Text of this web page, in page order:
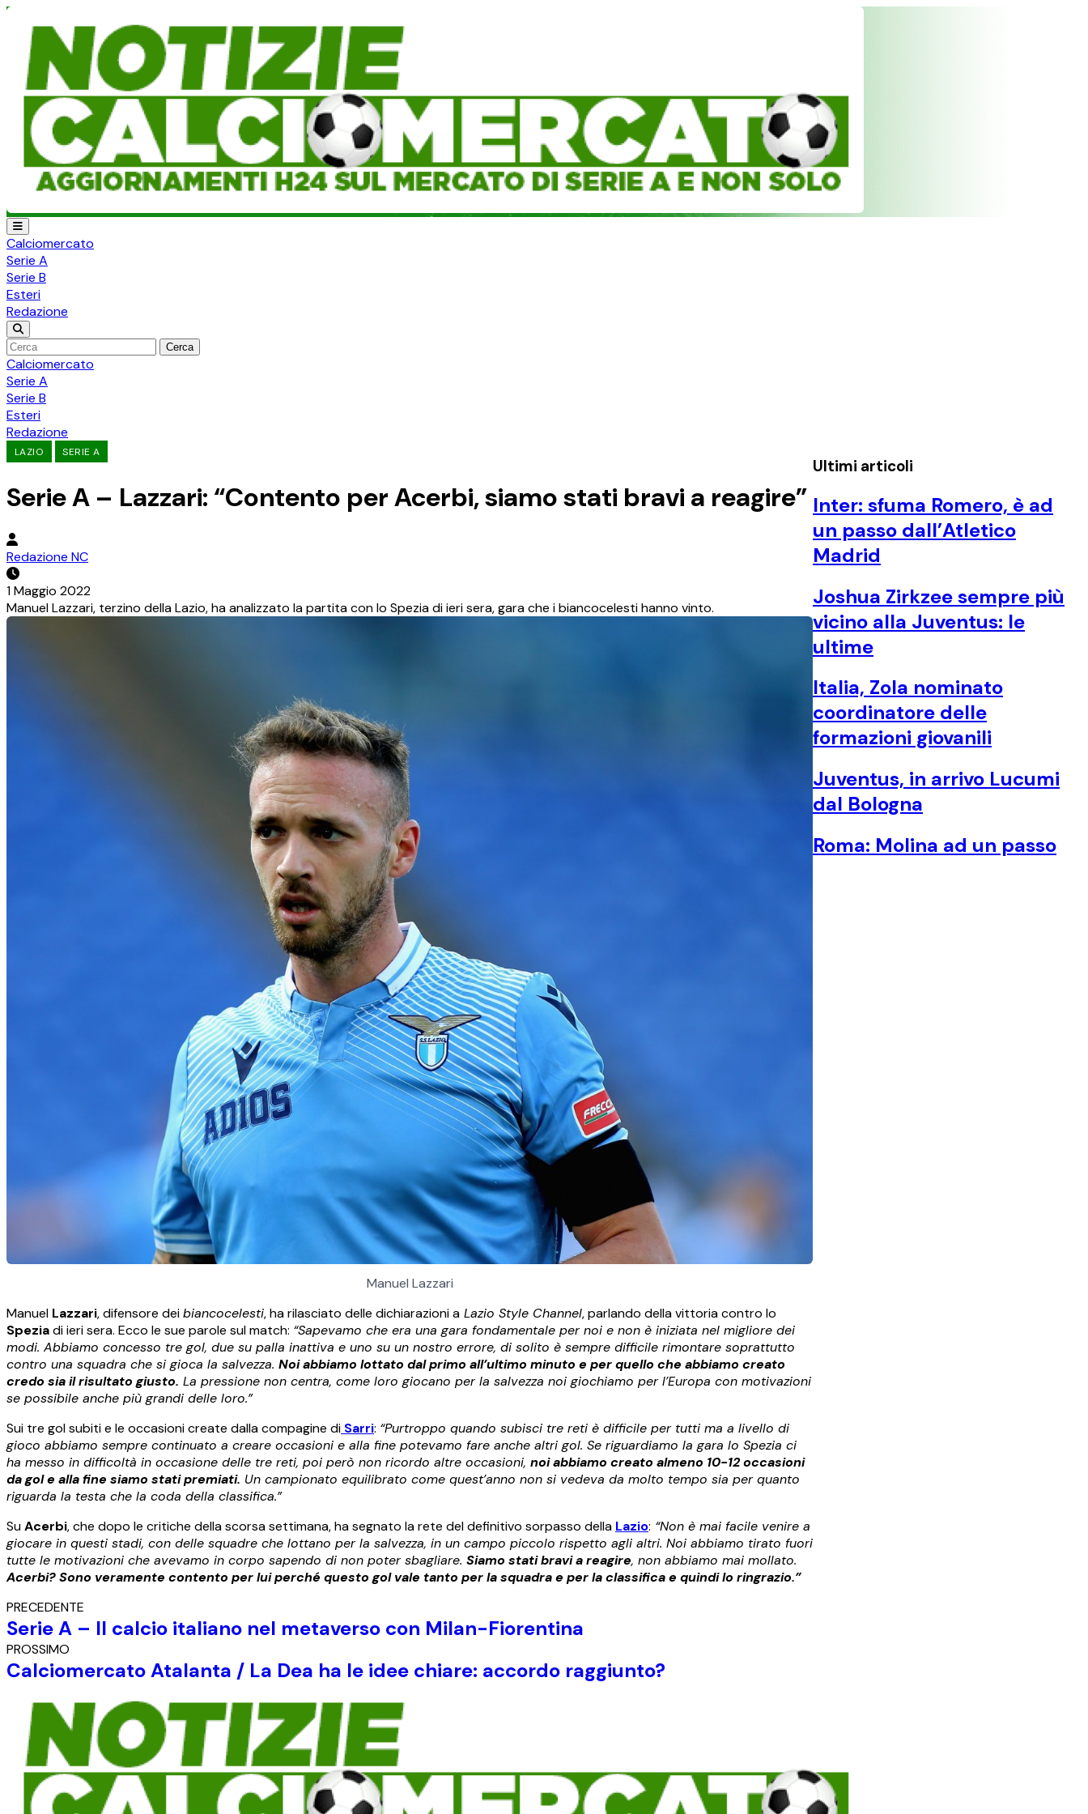
Calciomercato
Serie A
Serie B
Esteri
Redazione
Cerca
Calciomercato
Serie A
Serie B
Esteri
Redazione
LAZIO SERIE A
Serie A – Lazzari: “Contento per Acerbi, siamo stati bravi a reagire”
Redazione NC
1 Maggio 2022
Manuel Lazzari, terzino della Lazio, ha analizzato la partita con lo Spezia di ieri sera, gara che i biancocelesti hanno vinto.
Manuel Lazzari
Manuel Lazzari, difensore deibiancocelesti, ha rilasciato delle dichiarazioni a Lazio Style Channel, parlando della vittoria contro lo
Speziadi ieri sera. Ecco le sue parole sul match: “Sapevamo che era una gara fondamentale per noi e non è iniziata nel migliore dei
modi. Abbiamo concesso tre gol, due su palla inattiva e uno su un nostro errore, di solito è sempre difficile rimontare soprattutto
contro una squadra che si gioca la salvezza. Noi abbiamo lottato dal primo all’ultimo minuto e per quello che abbiamo creato
credo sia il risultato giusto. La pressione non centra, come loro giocano per la salvezza noi giochiamo per l’Europa con motivazioni
se possibile anche più grandi delle loro.”
Sui tre gol subiti e le occasioni create dalla compagine di Sarri: “Purtroppo quando subisci tre reti è difficile per tutti ma a livello di
gioco abbiamo sempre continuato a creare occasioni e alla fine potevamo fare anche altri gol. Se riguardiamo la gara lo Spezia ci
ha messo in difficoltà in occasione delle tre reti, poi però non ricordo altre occasioni, noi abbiamo creato almeno 10-12 occasioni
da gol e alla fine siamo stati premiati. Un campionato equilibrato come quest’anno non si vedeva da molto tempo sia per quanto
riguarda la testa che la coda della classifica.”
SuAcerbi, che dopo le critiche della scorsa settimana, ha segnato la rete del definitivo sorpasso della Lazio: “Non è mai facile venire a
giocare in questi stadi, con delle squadre che lottano per la salvezza, in un campo piccolo rispetto agli altri. Noi abbiamo tirato fuori
tutte le motivazioni che avevamo in corpo sapendo di non poter sbagliare. Siamo stati bravi a reagire, non abbiamo mai mollato.
Acerbi? Sono veramente contento per lui perché questo gol vale tanto per la squadra e per la classifica e quindi lo ringrazio.”
PRECEDENTE
Serie A – Il calcio italiano nel metaverso con Milan-Fiorentina
PROSSIMO
Calciomercato Atalanta / La Dea ha le idee chiare: accordo raggiunto?
Ultimi articoli
Inter: sfuma Romero, è ad
un passo dall’Atletico
Madrid
Joshua Zirkzee sempre più
vicino alla Juventus: le
ultime
Italia, Zola nominato
coordinatore delle
formazioni giovanili
Juventus, in arrivo Lucumi
dal Bologna
Roma: Molina ad un passo